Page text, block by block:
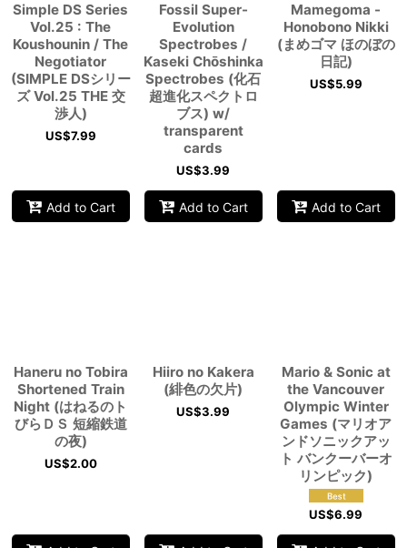
Simple DS Series
Vol.25 : The
Koushounin / The
Negotiator
(SIMPLE DSシリー
ズ Vol.25 THE 交
渉人)
US$7.99
Add to Cart
Fossil Super-
Evolution
Spectrobes /
Kaseki Chōshinka
Spectrobes (化石
超進化スペクトロ
ブス) w/
transparent
cards
US$3.99
Add to Cart
Mamegoma -
Honobono Nikki
(まめゴマ ほのぼの
日記)
US$5.99
Add to Cart
Haneru no Tobira
Shortened Train
Night (はねるのト
びらＤＳ 短縮鉄道
の夜)
US$2.00
Hiiro no Kakera
(緋色の欠片)
US$3.99
Mario & Sonic at
the Vancouver
Olympic Winter
Games (マリオア
ンドソニックアッ
ト バンクーバーオ
リンピック)
US$6.99